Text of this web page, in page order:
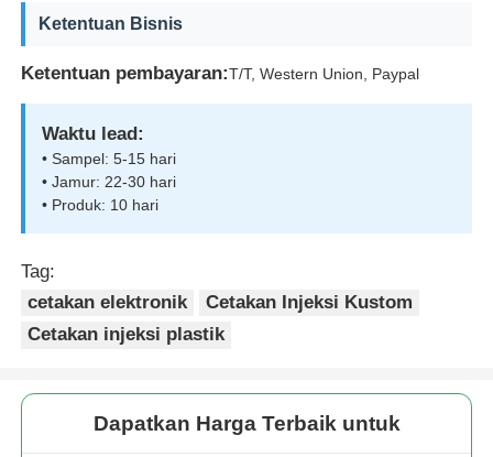
Cetakan gigi
komponen cetakan plastik
Ketentuan Bisnis
Ketentuan pembayaran:T/T, Western Union, Paypal
Waktu lead:
• Sampel: 5-15 hari
• Jamur: 22-30 hari
• Produk: 10 hari
Tag:
cetakan elektronik
Cetakan Injeksi Kustom
Cetakan injeksi plastik
Dapatkan Harga Terbaik untuk